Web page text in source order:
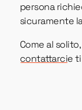
persona
sicuramente
Come al
contattarcie